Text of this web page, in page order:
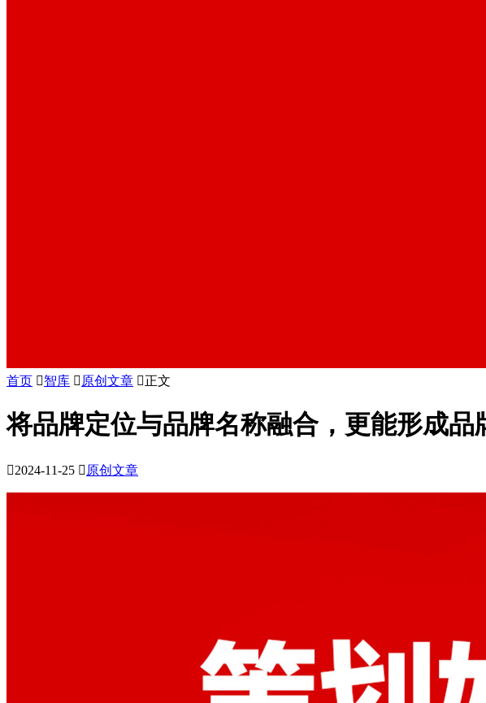
首页 智库  原创文章 正文
将品牌定位与品牌名称融合，更能形成品
2024-11-25  原创文章